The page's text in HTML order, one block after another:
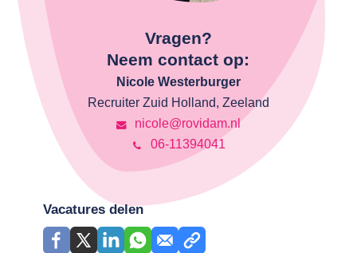
Vragen?
Neem contact op:
Nicole Westerburger
Recruiter Zuid Holland, Zeeland
nicole@rovidam.nl
06-11394041
Vacatures delen